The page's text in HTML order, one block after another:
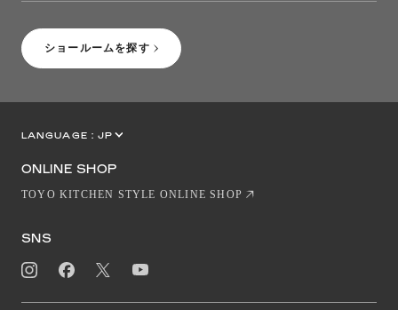
ショールームを探す
LANGUAGE : JP
ONLINE SHOP
TOYO KITCHEN STYLE ONLINE SHOP
SNS